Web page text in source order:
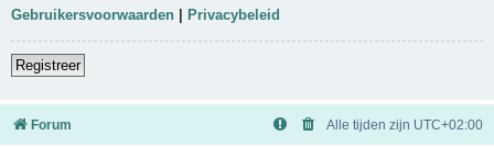
Gebruikersvoorwaarden Privacybeleid
Registreer
Forum Alle tijden zijn UTC+02:00